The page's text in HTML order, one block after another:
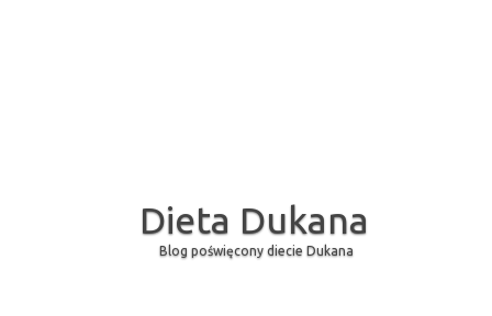
Dieta Dukana
Blog poświęcony diecie Dukana